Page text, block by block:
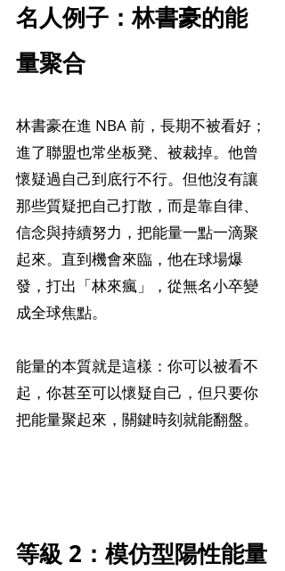
名人例子：林書豪的能
量聚合
林書豪在進 NBA 前，長期不被看好；
進了聯盟也常坐板凳、被裁掉。他曾
懷疑過自己到底行不行。但他沒有讓
那些質疑把自己打散，而是靠自律、
信念與持續努力，把能量一點一滴聚
起來。直到機會來臨，他在球場爆
發，打出「林來瘋」，從無名小卒變
成全球焦點。
能量的本質就是這樣：你可以被看不
起，你甚至可以懷疑自己，但只要你
把能量聚起來，關鍵時刻就能翻盤。
等級 2：模仿型陽性能量